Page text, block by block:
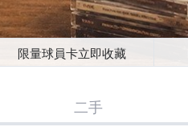
限量球員卡立即收藏
二手